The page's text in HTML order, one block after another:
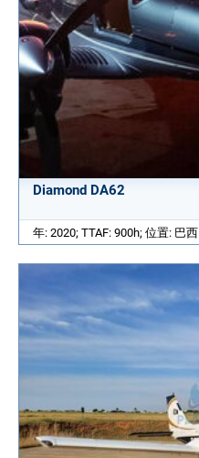
Diamond DA62
年: 2020; TTAF: 900h; 位置: 巴西